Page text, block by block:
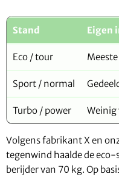
Stand Eigen
Eco / tour
Sport / normal
Turbo / power Weinig
Volgens fabrikant X en
tegenwind haalde de
berijder van 70 kg. Op